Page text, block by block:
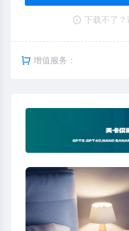
下载不了？
增值服务：